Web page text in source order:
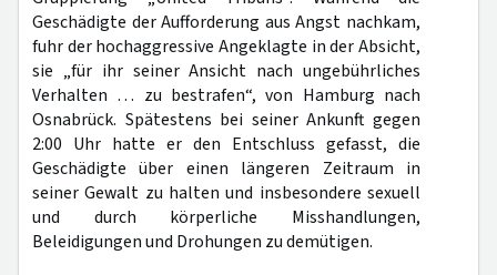
Geschädigte der Aufforderung aus Angst nachkam,
fuhr der hochaggressive Angeklagte in der Absicht,
sie „für ihr seiner Ansicht nach ungebührliches
Verhalten … zu bestrafen“, von Hamburg nach
Osnabrück. Spätestens bei seiner Ankunft gegen
2:00 Uhr hatte er den Entschluss gefasst, die
Geschädigte über einen längeren Zeitraum in
seiner Gewalt zu halten und insbesondere sexuell
und durch körperliche Misshandlungen,
Beleidigungen und Drohungen zu demütigen.